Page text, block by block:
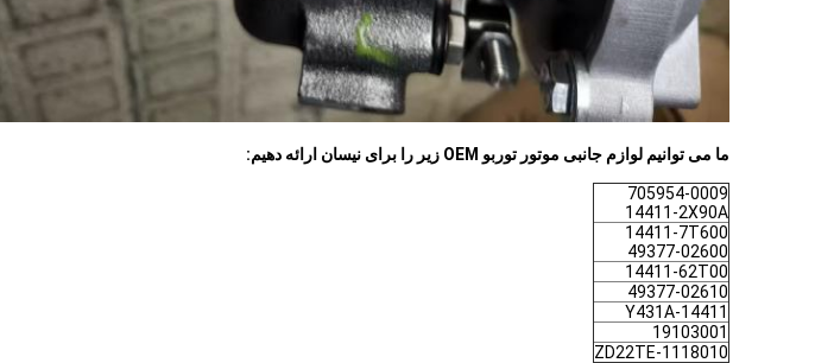
ما می توانیم لوازم جانبی موتور توربو OEM زیر را برای نیسان ارائه دهیم:
705954-0009
14411-2X90A
14411-7T600
49377-02600
14411-62T00
49377-02610
14411-Y431A
19103001
ZD22TE-1118010